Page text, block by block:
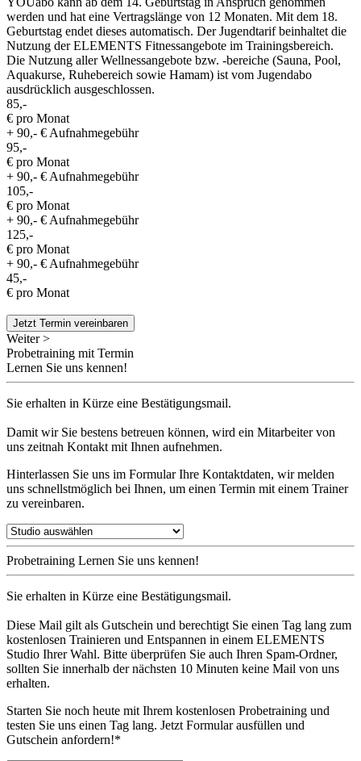
werden und hat eine Vertragslänge von 12 Monaten. Mit dem 18.
Geburtstag endet dieses automatisch. Der Jugendtarif beinhaltet die
Nutzung der ELEMENTS Fitnessangebote im Trainingsbereich.
Die Nutzung aller Wellnessangebote bzw. -bereiche (Sauna, Pool,
Aquakurse, Ruhebereich sowie Hamam) ist vom Jugendabo
ausdrücklich ausgeschlossen.
85,-
€ pro Monat
+ 90,- € Aufnahmegebühr
95,-
€ pro Monat
+ 90,- € Aufnahmegebühr
105,-
€ pro Monat
+ 90,- € Aufnahmegebühr
125,-
€ pro Monat
+ 90,- € Aufnahmegebühr
45,-
€ pro Monat
Jetzt Termin vereinbaren
Weiter >
Probetraining mit Termin
Lernen Sie uns kennen!
Sie erhalten in Kürze eine Bestätigungsmail.
Damit wir Sie bestens betreuen können, wird ein Mitarbeiter von
uns zeitnah Kontakt mit Ihnen aufnehmen.
Hinterlassen Sie uns im Formular Ihre Kontaktdaten, wir melden
uns schnellstmöglich bei Ihnen, um einen Termin mit einem Trainer
zu vereinbaren.
Probetraining Lernen Sie uns kennen!
Sie erhalten in Kürze eine Bestätigungsmail.
Diese Mail gilt als Gutschein und berechtigt Sie einen Tag lang zum
kostenlosen Trainieren und Entspannen in einem ELEMENTS
Studio Ihrer Wahl. Bitte überprüfen Sie auch Ihren Spam-Ordner,
sollten Sie innerhalb der nächsten 10 Minuten keine Mail von uns
erhalten.
Starten Sie noch heute mit Ihrem kostenlosen Probetraining und
testen Sie uns einen Tag lang. Jetzt Formular ausfüllen und
Gutschein anfordern!*